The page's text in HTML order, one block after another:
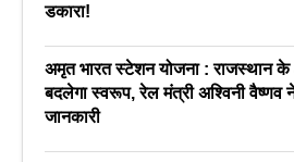
डकारा!
अमृत भारत स्टेशन योजना : राजस्थान
बदलेगा स्वरूप, रेल मंत्री अश्विनी वैष्णव
जानकारी